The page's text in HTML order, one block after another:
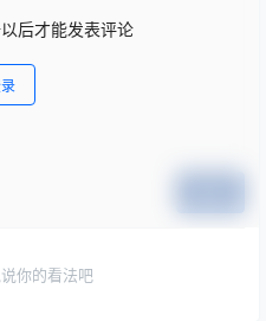
后才能发表评论
你的看法吧